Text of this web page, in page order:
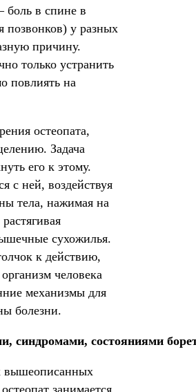
боль в спине в
позвонков) у разных
причину.
только устранить
повлиять на
остеопата,
Задача
его к этому.
с ней, воздействуя
тела, нажимая на
сухожилья.
к действию,
организм человека
механизмы для
болезни.
синдромами, состояниями
вышеописанных
занимается